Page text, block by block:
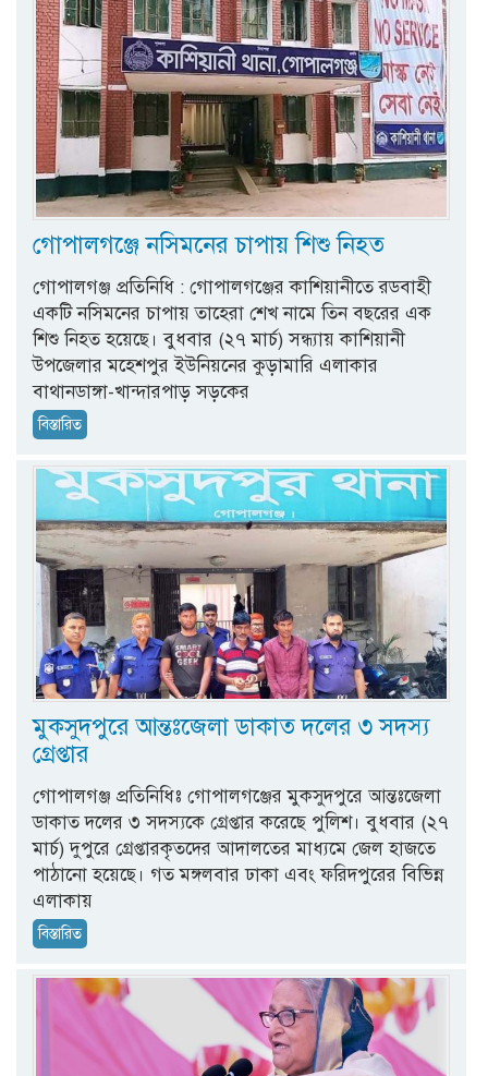
গোপালগঞ্জে নসিমনের চাপায় শিশু নিহত
গোপালগঞ্জ প্রতিনিধি : গোপালগঞ্জের কাশিয়ানীতে রডবাহী
একটি নসিমনের চাপায় তাহেরা শেখ নামে তিন বছরের এক
শিশু নিহত হয়েছে। বুধবার (২৭ মার্চ) সন্ধ্যায় কাশিয়ানী
উপজেলার মহেশপুর ইউনিয়নের কুড়ামারি এলাকার
বাথানডাঙ্গা-খান্দারপাড় সড়কের
বিস্তারিত
মুকসুদপুরে আন্তঃজেলা ডাকাত দলের ৩ সদস্য
গ্রেপ্তার
গোপালগঞ্জ প্রতিনিধিঃ গোপালগঞ্জের মুকসুদপুরে আন্তঃজেলা
ডাকাত দলের ৩ সদস্যকে গ্রেপ্তার করেছে পুলিশ। বুধবার (২৭
মার্চ) দুপুরে গ্রেপ্তারকৃতদের আদালতের মাধ্যমে জেল হাজতে
পাঠানো হয়েছে। গত মঙ্গলবার ঢাকা এবং ফরিদপুরের বিভিন্ন
এলাকায়
বিস্তারিত